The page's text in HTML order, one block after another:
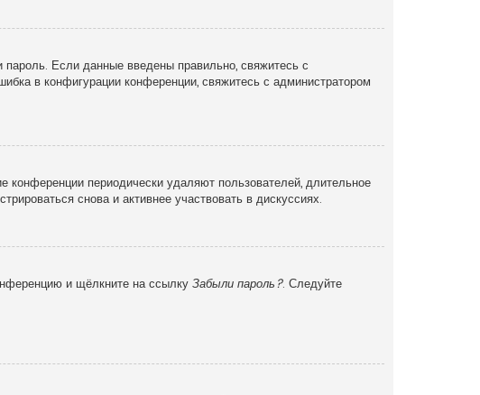
Если данные введены правильно, свяжитесь с
в конфигурации конференции, свяжитесь с администратором
конференции периодически удаляют пользователей, длительное
снова и активнее участвовать в дискуссиях.
и щёлкните на ссылку Забыли пароль?. Следуйте